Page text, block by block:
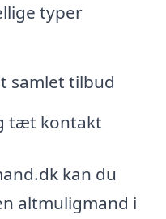
typer
samlet tilbud
tæt kontakt
kan du
altmuligmand i